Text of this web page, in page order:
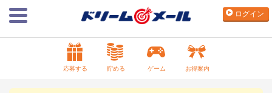
ログイン
応募する 貯める ゲーム お得案内